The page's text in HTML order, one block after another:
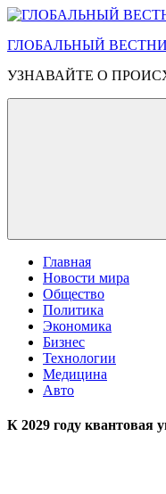
Перейти
содержимому
ГЛОБАЛЬНЫЙ
УЗНАВАЙТЕ О
Главная
Новости мира
Общество
Политика
Экономика
Бизнес
Технологии
Медицина
Авто
К 2029 году квантовая